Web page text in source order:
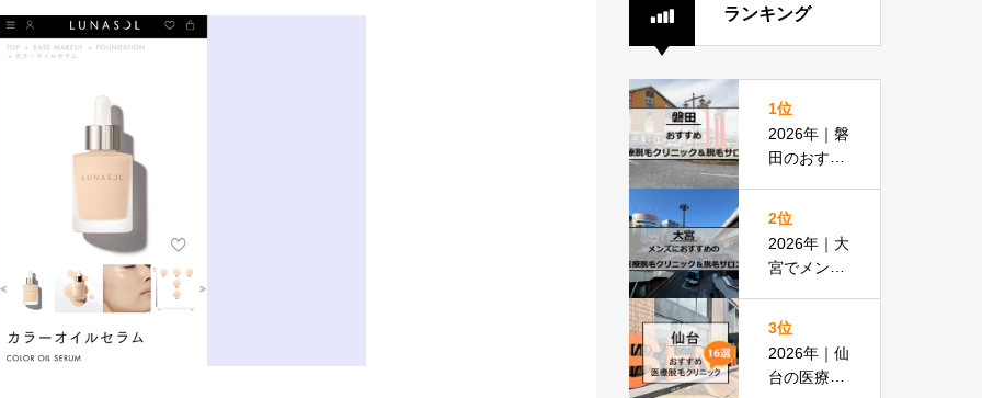
ランキング
1位
2026年｜磐
田のおすす
＆脱毛サロ
ン全8選
2位
2026年｜大
宮でメンズ
脱毛＆脱毛
サロン全16
選
3位
2026年｜仙
台の医療脱